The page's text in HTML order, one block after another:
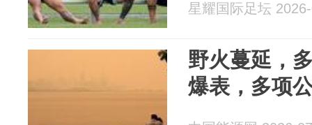
星耀国际足坛
野火蔓延，
爆表，多项